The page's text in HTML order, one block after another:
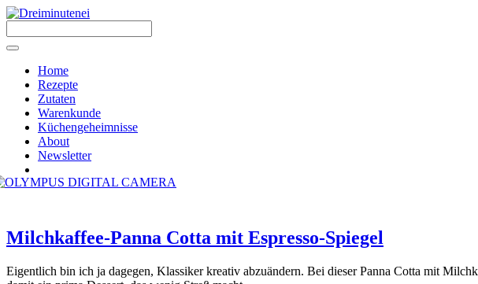
Zum
springen
Menü
Home
Rezepte
Zutaten
Warenkunde
Küchengeheimnisse
About
Newsletter
Milchkaffee-Panna Cotta mit Espresso-Spiegel
Eigent­lich bin ich ja dage­gen, Klas­si­ker krea­tiv abzu­än­dern. Bei die­ser Pan­na Cot­ta mit